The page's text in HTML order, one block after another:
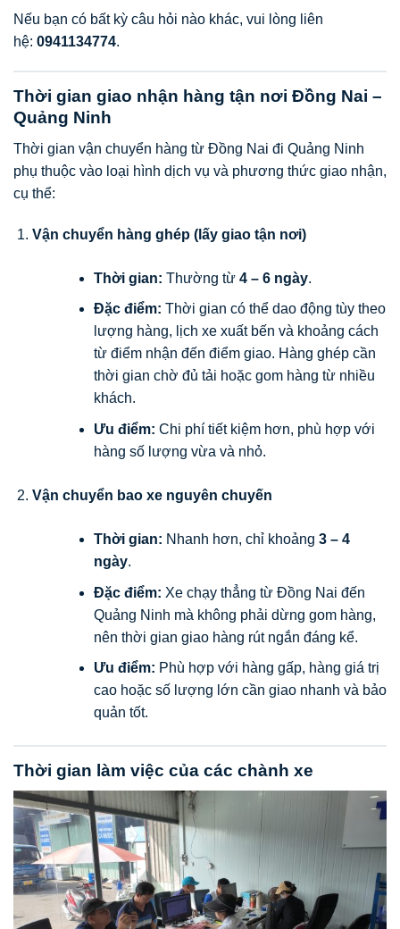
Nếu bạn có bất kỳ câu hỏi nào khác, vui lòng liên
hệ: 0941134774.
Thời gian giao nhận hàng tận nơi Đồng Nai –
Quảng Ninh
Thời gian vận chuyển hàng từ Đồng Nai đi Quảng Ninh
phụ thuộc vào loại hình dịch vụ và phương thức giao nhận,
cụ thể:
Vận chuyển hàng ghép (lấy giao tận nơi)
Thời gian: Thường từ 4 – 6 ngày.
Đặc điểm: Thời gian có thể dao động tùy theo
lượng hàng, lịch xe xuất bến và khoảng cách
từ điểm nhận đến điểm giao. Hàng ghép cần
thời gian chờ đủ tải hoặc gom hàng từ nhiều
khách.
Ưu điểm: Chi phí tiết kiệm hơn, phù hợp với
hàng số lượng vừa và nhỏ.
Vận chuyển bao xe nguyên chuyến
Thời gian: Nhanh hơn, chỉ khoảng 3 – 4
ngày.
Đặc điểm: Xe chạy thẳng từ Đồng Nai đến
Quảng Ninh mà không phải dừng gom hàng,
nên thời gian giao hàng rút ngắn đáng kể.
Ưu điểm: Phù hợp với hàng gấp, hàng giá trị
cao hoặc số lượng lớn cần giao nhanh và bảo
quản tốt.
Thời gian làm việc của các chành xe